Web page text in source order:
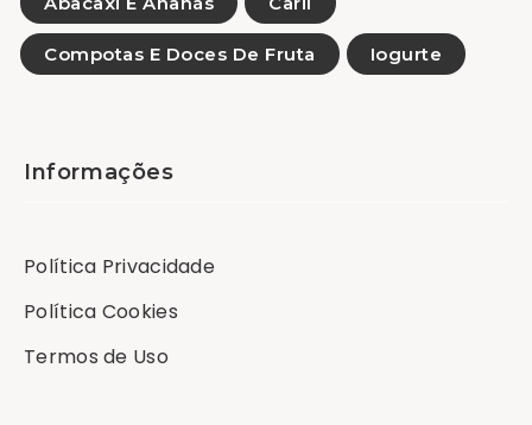
Compotas E Doces De Fruta Iogurte
Informações
Política Privacidade
Política Cookies
Termos de Uso